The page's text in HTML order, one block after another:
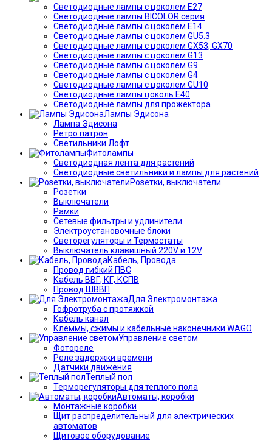
Светодиодные лампы с цоколем E27
Светодиодные лампы BICOLOR серия
Светодиодные лампы с цоколем E14
Светодиодные лампы с цоколем GU5.3
Светодиодные лампы с цоколем GX53, GX70
Светодиодные лампы с цоколем G13
Светодиодные лампы с цоколем G9
Светодиодные лампы с цоколем G4
Светодиодные лампы с цоколем GU10
Светодиодные лампы цоколь Е40
Светодиодные лампы для прожектора
Лампы Эдисона
Лампа Эдисона
Ретро патрон
Светильники Лофт
Фитолампы
Светодиодная лента для растений
Светодиодные светильники и лампы для растений
Розетки, выключатели
Розетки
Выключатели
Рамки
Сетевые фильтры и удлинители
Электроустановочные блоки
Светорегуляторы и Термостаты
Выключатель клавишный 220V и 12V
Кабель, Провода
Провод гибкий ПВС
Кабель ВВГ, КГ, КСПВ
Провод ШВВП
Для Электромонтажа
Гофротруба с протяжкой
Кабель канал
Клеммы, сжимы и кабельные наконечники WAGO
Управление светом
Фотореле
Реле задержки времени
Датчики движения
Теплый пол
Терморегуляторы для теплого пола
Автоматы, коробки
Монтажные коробки
Щит распределительный для электрических
автоматов
Щитовое оборудование